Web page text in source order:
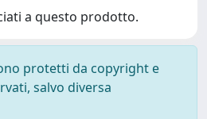
a questo prodotto.
protetti da copyright e
salvo diversa